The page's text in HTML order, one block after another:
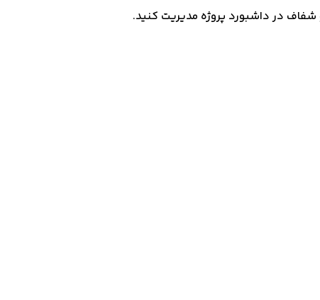
شفاف در داشبورد پروژه مدیریت کنید.